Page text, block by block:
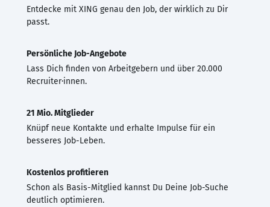
Entdecke mit XING genau den Job, der wirklich zu Dir
passt.
Persönliche Job-Angebote
Lass Dich finden von Arbeitgebern und über 20.000
Recruiter·innen.
21 Mio. Mitglieder
Knüpf neue Kontakte und erhalte Impulse für ein
besseres Job-Leben.
Kostenlos profitieren
Schon als Basis-Mitglied kannst Du Deine Job-Suche
deutlich optimieren.